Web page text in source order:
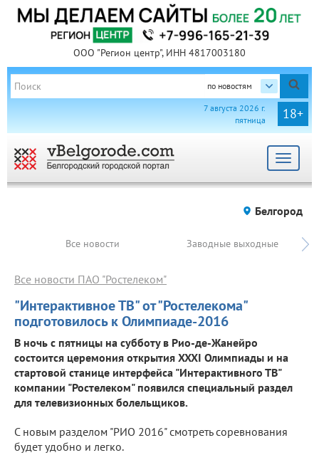
ООО "Регион центр", ИНН 4817003180
по новостям
18+
7 августа 2026 г.
пятница
Toggle
Белгород
Все новости Заводные выходные
"Интерактивное ТВ" от "Ростелекома"
подготовилось к Олимпиаде-2016
Все новости ПАО "Ростелеком"
В ночь с пятницы на субботу в Рио-де-Жанейро
состоится церемония открытия XXXI Олимпиады и на
стартовой станице интерфейса "Интерактивного ТВ"
компании "Ростелеком" появился специальный раздел
для телевизионных болельщиков.
С новым разделом "РИО 2016" смотреть соревнования
будет удобно и легко.